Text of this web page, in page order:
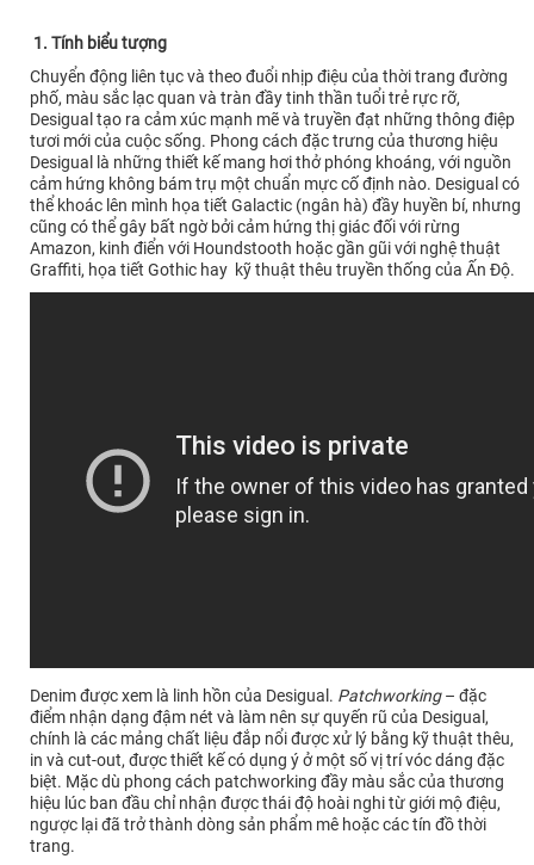
1. Tính biểu tượng
Chuyển động liên tục và theo đuổi nhịp điệu của thời trang đường
phố, màu sắc lạc quan và tràn đầy tinh thần tuổi trẻ rực rỡ,
Desigual tạo ra cảm xúc mạnh mẽ và truyền đạt những thông điệp
tươi mới của cuộc sống. Phong cách đặc trưng của thương hiệu
Desigual là những thiết kế mang hơi thở phóng khoáng, với nguồn
cảm hứng không bám trụ một chuẩn mực cố định nào. Desigual có
thể khoác lên mình họa tiết Galactic (ngân hà) đầy huyền bí, nhưng
cũng có thể gây bất ngờ bởi cảm hứng thị giác đối với rừng
Amazon, kinh điển với Houndstooth hoặc gần gũi với nghệ thuật
Graffiti, họa tiết Gothic hay kỹ thuật thêu truyền thống của Ấn Độ.
Denim được xem là linh hồn của Desigual. Patchworking– đặc
điểm nhận dạng đậm nét và làm nên sự quyến rũ của Desigual,
chính là các mảng chất liệu đắp nổi được xử lý bằng kỹ thuật thêu,
in và cut-out, được thiết kế có dụng ý ở một số vị trí vóc dáng đặc
biệt. Mặc dù phong cách patchworking đầy màu sắc của thương
hiệu lúc ban đầu chỉ nhận được thái độ hoài nghi từ giới mộ điệu,
ngược lại đã trở thành dòng sản phẩm mê hoặc các tín đồ thời
trang.